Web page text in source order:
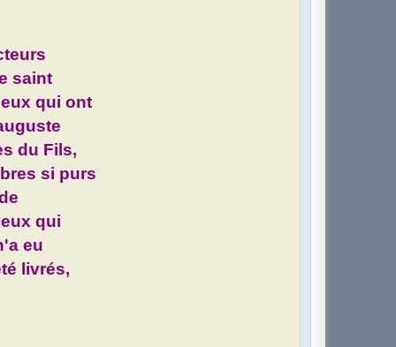
saint
qui ont
du Fils,
si purs
qui
eu
livrés,